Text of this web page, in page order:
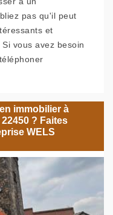
pas qu'il peut
et
vous avez besoin
immobilier à
? Faites
WELS